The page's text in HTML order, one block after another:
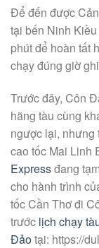
Đểđến được
tại bến Ninh
phút để hoàn tất
chạy đúng giờ
Trước đây, Côn
hãng tàu cùng
ngược lại, nhưng
cao tốc Mai Linh
Expressđang tạm
cho hành trình
tốc Cần Thơ đi
trước lịch chạy
Đảotại: https://